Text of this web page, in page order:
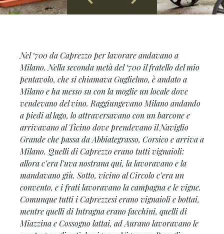
Nel ‘700 da Caprezzo per lavorare andavano a
Milano. Nella seconda metà del ‘700 il fratello del mio
pentavolo, che si chiamava Guglielmo, è andato a
Milano e ha messo su con la moglie un locale dove
vendevano del vino. Raggiungevano Milano andando
a piedi al lago, lo attraversavano con un barcone e
arrivavano al Ticino dove prendevano il Naviglio
Grande che passa da Abbiategrasso, Corsico e arriva a
Milano. Quelli di Caprezzo erano tutti vignaioli:
allora c’era l’uva nostrana qui, la lavoravano e la
mandavano giù. Sotto, vicino al Circolo c’era un
convento, e i frati lavoravano la campagna e le vigne.
Comunque tutti i Caprezzesi erano vignaioli e bottai,
mentre quelli di Intragna erano facchini, quelli di
Miazzina e Cossogno lattai, ad Aurano lavoravano le